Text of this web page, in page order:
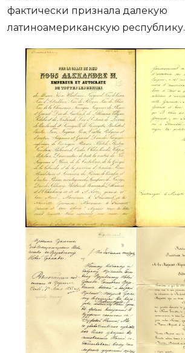
фактически признала далекую
латиноамериканскую республику.